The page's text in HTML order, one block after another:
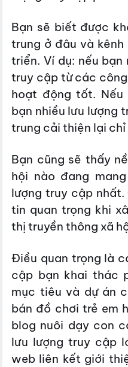
Bạn sẽ biết được
trung ở đâu và
triển. Ví dụ: nếu
truy cập từ các
hoạt động tốt. Nếu
bạn nhiều lưu lượng
trung cải thiện lại chỉ
Bạn cũng sẽ thấy
hội nào đang
lượng truy cập
tin quan trọng khi
thị truyền thông xã
Điều quan trọng là
cập bạn khai thác
mục tiêu và dự án
bán đồ chơi trẻ em
blog nuôi dạy con
lưu lượng truy cập
web liên kết giới